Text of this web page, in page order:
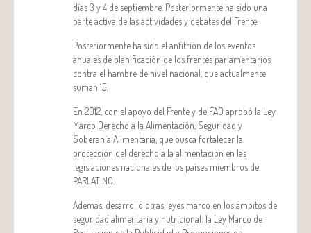
días 3 y 4 de septiembre. Posteriormente ha sido una
parte activa de las actividades y debates del Frente.
Posteriormente ha sido el anfitrión de los eventos
anuales de planificación de los frentes parlamentarios
contra el hambre de nivel nacional, que actualmente
suman 15.
En 2012, con el apoyo del Frente y de FAO aprobó la Ley
Marco Derecho a la Alimentación, Seguridad y
Soberanía Alimentaria, que busca fortalecer la
protección del derecho a la alimentación en las
legislaciones nacionales de los países miembros del
PARLATINO.
Además, desarrolló otras leyes marco en los ámbitos de
seguridad alimentaria y nutricional: la Ley Marco de